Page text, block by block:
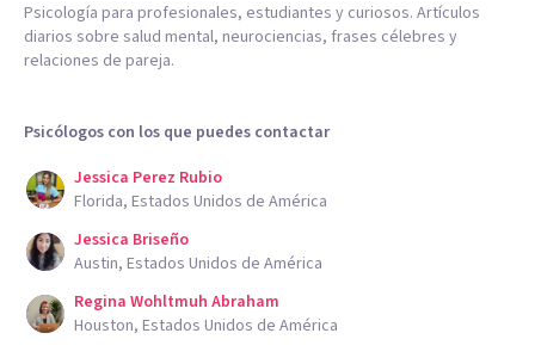
Psicología para profesionales, estudiantes y curiosos. Artículos
diarios sobre salud mental, neurociencias, frases célebres y
relaciones de pareja.
Psicólogos con los que puedes contactar
Jessica Perez Rubio
Florida, Estados Unidos de América
Jessica Briseño
Austin, Estados Unidos de América
Regina Wohltmuh Abraham
Houston, Estados Unidos de América